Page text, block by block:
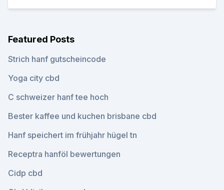
Featured Posts
Strich hanf gutscheincode
Yoga city cbd
C schweizer hanf tee hoch
Bester kaffee und kuchen brisbane cbd
Hanf speichert im frühjahr hügel tn
Receptra hanföl bewertungen
Cidp cbd